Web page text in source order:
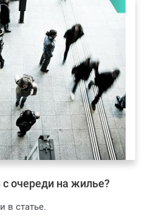
очереди на жилье?
в статье.